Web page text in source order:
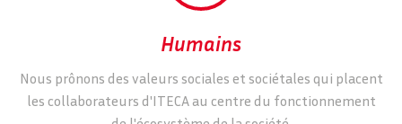
Humains
Nous prônons des valeurs sociales et sociétales qui placent
les collaborateurs d'ITECA au centre du fonctionnement